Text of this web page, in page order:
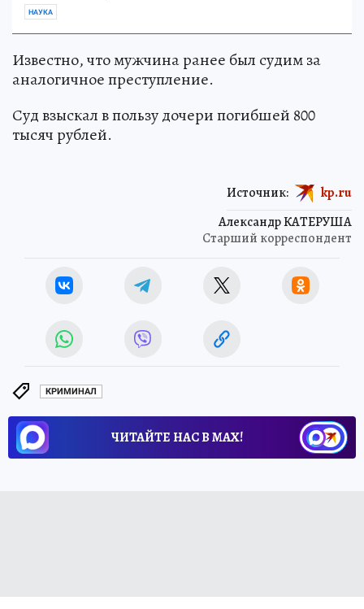
НАУКА
Известно, что мужчина ранее был судим за
аналогичное преступление.
Суд взыскал в пользу дочери погибшей 800
тысяч рублей.
Александр КАТЕРУША
Старший корреспондент
Источник: kp.ru
КРИМИНАЛ
ЧИТАЙТЕ НАС В МАХ!